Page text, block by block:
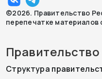
©2026. Правительство
перепечатке материалов
Правительство
Структура